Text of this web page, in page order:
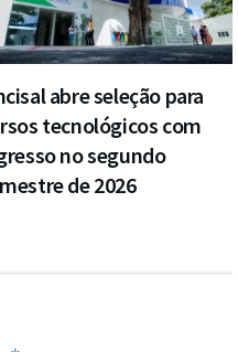
abre seleção para
tecnológicos com
no segundo
de 2026